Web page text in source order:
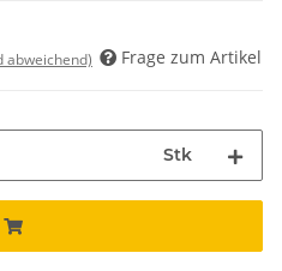
abweichend) Frage zum Artikel
Stk